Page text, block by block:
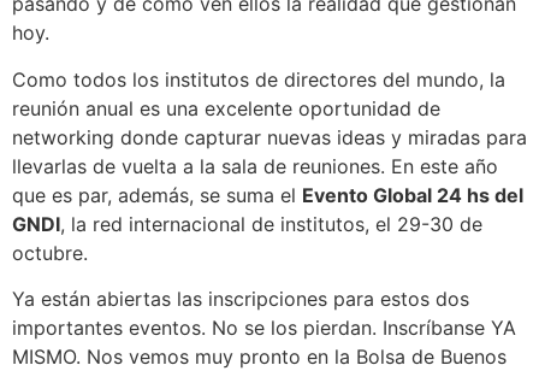
hoy.
Como todos los institutos de directores del mundo, la
reunión anual es una excelente oportunidad de
networking donde capturar nuevas ideas y miradas para
llevarlas de vuelta a la sala de reuniones. En este año
que es par, además, se suma el Evento Global 24 hs del
GNDI, la red internacional de institutos, el 29-30 de
octubre.
Ya están abiertas las inscripciones para estos dos
importantes eventos. No se los pierdan. Inscríbanse YA
MISMO. Nos vemos muy pronto en la Bolsa de Buenos